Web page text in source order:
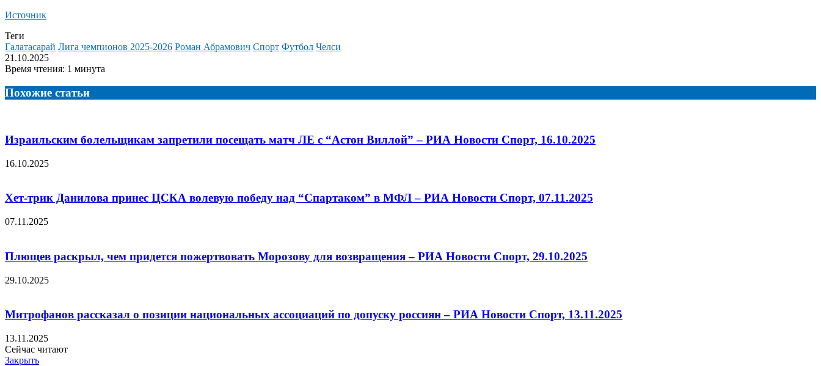
Источник
Теги
Галатасарай Лига чемпионов 2025-2026 Роман Абрамович Спорт Футбол Челси
21.10.2025
Время чтения: 1 минута
Похожие статьи
Израильским болельщикам запретили посещать матч ЛЕ с “Астон Виллой” – РИА Новости Спорт, 16.10.2025
16.10.2025
Хет-трик Данилова принес ЦСКА волевую победу над “Спартаком” в МФЛ – РИА Новости Спорт, 07.11.2025
07.11.2025
Плющев раскрыл, чем придется пожертвовать Морозову для возвращения – РИА Новости Спорт, 29.10.2025
29.10.2025
Митрофанов рассказал о позиции национальных ассоциаций по допуску россиян – РИА Новости Спорт, 13.11.2025
13.11.2025
Сейчас читают
Закрыть